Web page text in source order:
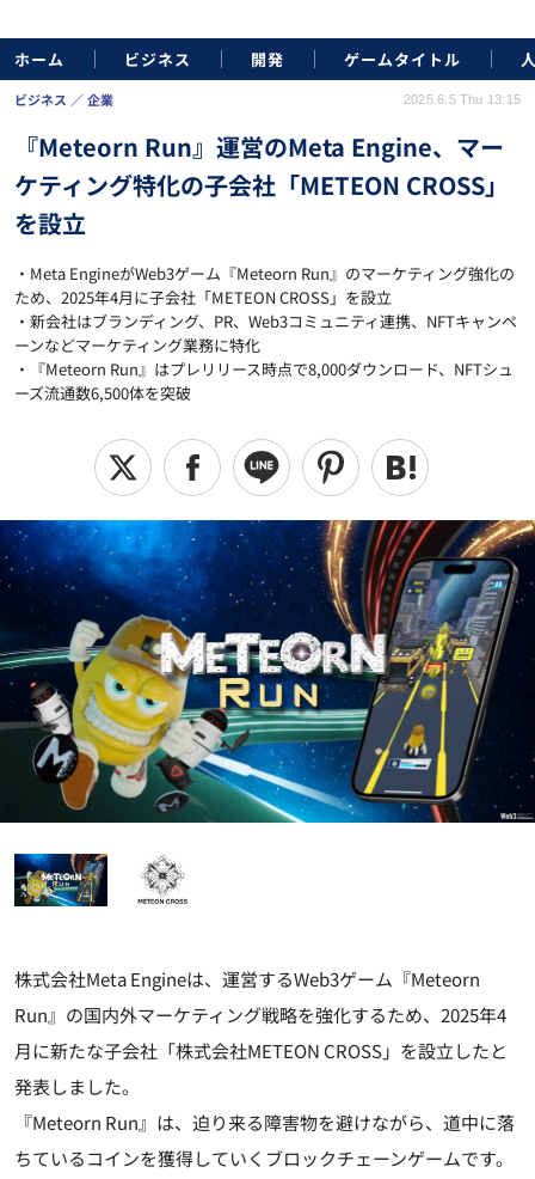
ホーム ビジネス 開発 ゲームタイトル
『Meteorn Run』運営のMeta Engine、マー
ケティング特化の子会社「METEON CROSS」
を設立
・Meta EngineがWeb3ゲーム『Meteorn Run』のマーケティング強化の
ため、2025年4月に子会社「METEON CROSS」を設立
・新会社はブランディング、PR、Web3コミュニティ連携、NFTキャンペ
ーンなどマーケティング業務に特化
・『Meteorn Run』はプレリリース時点で8,000ダウンロード、NFTシュ
ーズ流通数6,500体を突破
ビジネス 企業 2025.6.5 Thu 13:15
株式会社Meta Engineは、運営するWeb3ゲーム『Meteorn
Run』の国内外マーケティング戦略を強化するため、2025年4
月に新たな子会社「株式会社METEON CROSS」を設立したと
発表しました。
『Meteorn Run』は、迫り来る障害物を避けながら、道中に落
ちているコインを獲得していくブロックチェーンゲームです。